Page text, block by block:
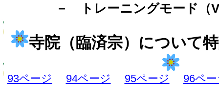
－ トレーニングモード（
寺院（臨済宗）について
93ページ 94ページ 95ページ
96ペ